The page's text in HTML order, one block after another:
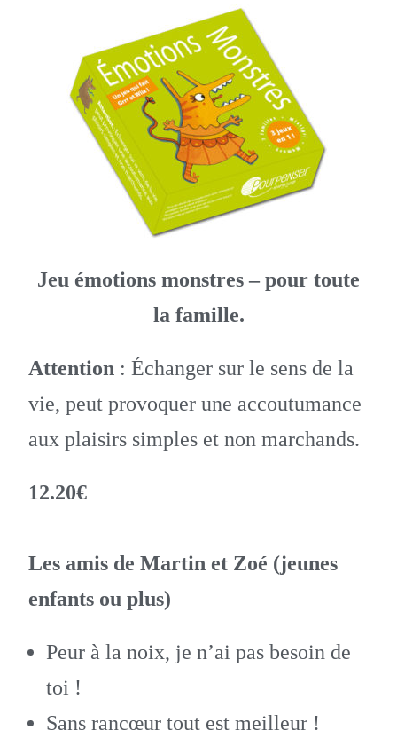
Jeu émotions monstres – pour toute
la famille.
Attention : Échanger sur le sens de la
vie, peut provoquer une accoutumance
aux plaisirs simples et non marchands.
12.20€
Les amis de Martin et Zoé (jeunes
enfants ou plus)
Peur à la noix, je n’ai pas besoin de
toi !
Sans rancœur tout est meilleur !